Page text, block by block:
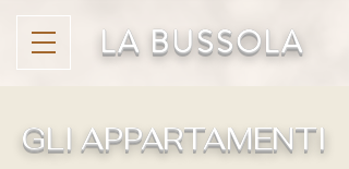
LA BUSSOLA
GLI APPARTAMENTI